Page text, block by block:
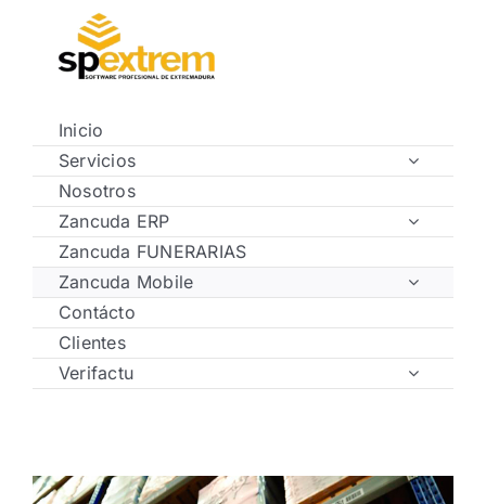
contenido
Inicio
Servicios
Nosotros
Zancuda ERP
Zancuda FUNERARIAS
Zancuda Mobile
Contácto
Clientes
Verifactu